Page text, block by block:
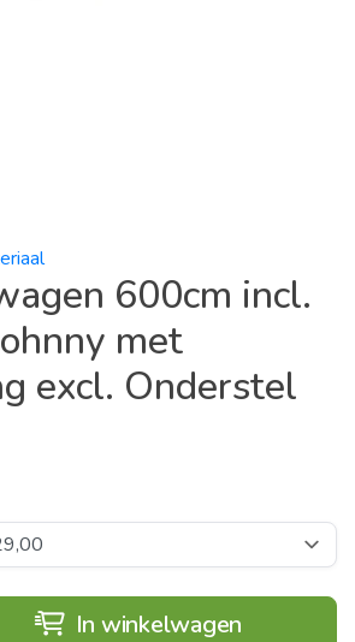
600cm incl.
met
excl. Onderstel
In winkelwagen